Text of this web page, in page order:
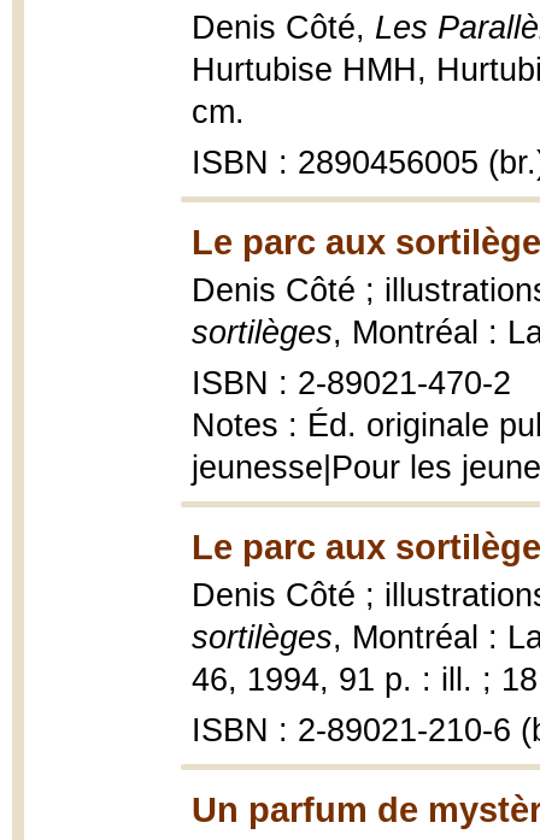
Denis Côté, Les
Hurtubise HMH,
cm.
ISBN : 2890456005
Le parc aux
Denis Côté ;
sortilèges, Montréal :
ISBN : 2-89021-470-2
Notes : Éd. originale
jeunesse|Pour les
Le parc aux
Denis Côté ;
sortilèges, Montréal :
46, 1994, 91 p. : ill. ;
ISBN : 2-89021-210-6
Un parfum de